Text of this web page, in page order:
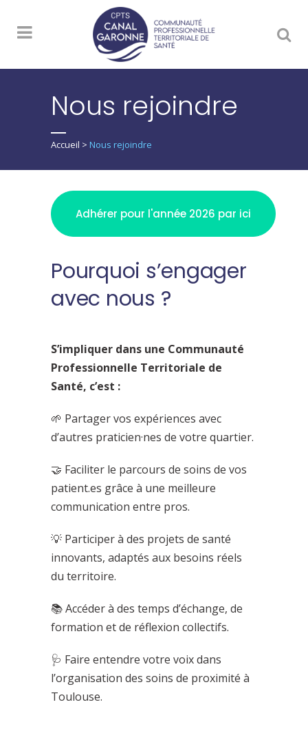
Nous rejoindre
Accueil > Nous rejoindre
Adhérer pour l'année 2026 par ici
Pourquoi s’engager
avec nous ?
S’impliquer dans une Communauté
Professionnelle Territoriale de
Santé, c’est :
🌱 Partager vos expériences avec
d’autres praticien·nes de votre quartier.
🤝 Faciliter le parcours de soins de vos
patient.es grâce à une meilleure
communication entre pros.
💡 Participer à des projets de santé
innovants, adaptés aux besoins réels
du territoire.
📚 Accéder à des temps d’échange, de
formation et de réflexion collectifs.
🩺 Faire entendre votre voix dans
l’organisation des soins de proximité à
Toulouse.